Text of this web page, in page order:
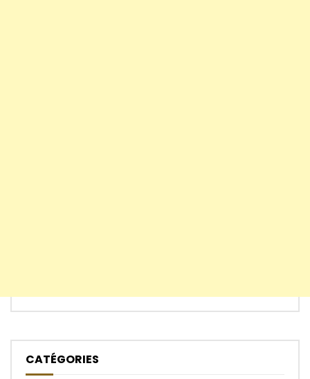
CATÉGORIES